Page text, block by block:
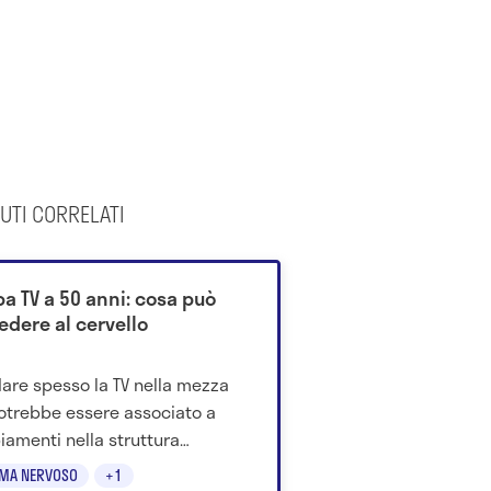
CORRELATI
NERVOSO +1
TV a 50 anni: cosa può
al cervello
spesso la TV nella mezza
essere associato a
nella struttura
anni dopo, secondo un